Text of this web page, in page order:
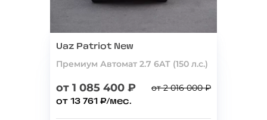
Uaz Patriot New
Премиум Автомат 2.7 6AТ (150 л.с.)
от 1 085 400 ₽ от 2 016 000 ₽
от 13 761 ₽/мес.